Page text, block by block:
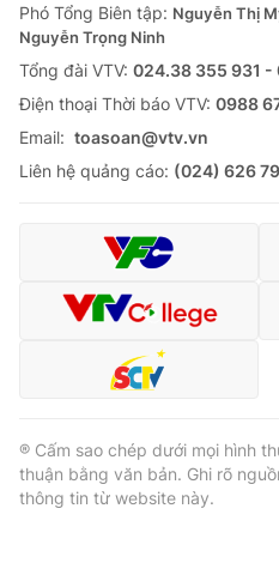
Phó Tổng Biên tập: Nguyễn Thị
Nguyễn Trọng Ninh
Tổng đài VTV: 024.38 355 931 -
Ðiện thoại Thời báo VTV: 0988
Email: toasoan@vtv.vn
Liên hệ quảng cáo: (024) 626
® Cấm sao chép dưới mọi hình
thuận bằng văn bản. Ghi rõ
thông tin từ website này.